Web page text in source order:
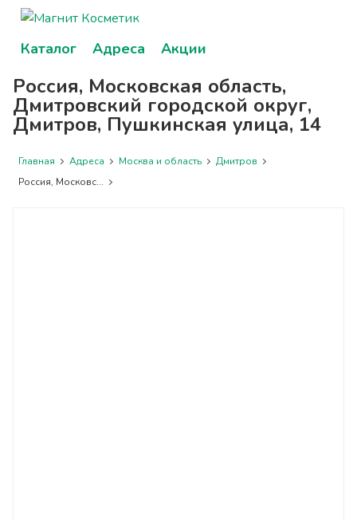
Каталог Адреса Акции
Россия, Московская область,
Дмитровский городской округ,
Дмитров, Пушкинская улица, 14
Главная Адреса Москва и область
Дмитров
Россия, Московс...